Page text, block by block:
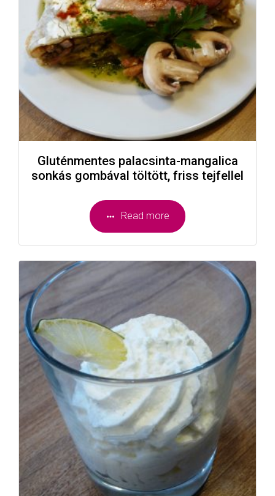
Gluténmentes palacsinta-mangalica
sonkás gombával töltött, friss tejfellel
Read more